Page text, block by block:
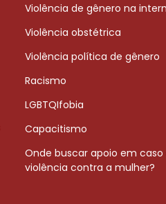
Violência de gênero na
Violência obstétrica
Violência política de gênero
Racismo
LGBTQIfobia
Capacitismo
Onde buscar apoio em caso
violência contra a mulher?